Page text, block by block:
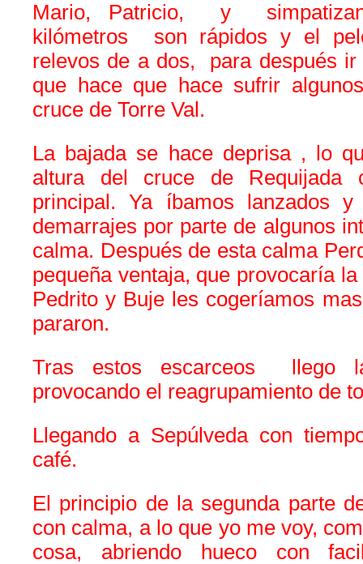
Mario, Patricio, y
kilómetros son rápidos y el
relevos de a dos, para después
que hace que hace sufrir
cruce de Torre Val.
La bajada se hace deprisa , lo
altura del cruce de Requijada
principal. Ya íbamos lanzados
demarrajes por parte de algunos
calma. Después de esta calma
pequeña ventaja, que provocaría
Pedrito y Buje les cogeríamos
pararon.
Tras estos escarceos llego
provocando el reagrupamiento de
Llegando a Sepúlveda con
café.
El principio de la segunda parte
con calma, a lo que yo me voy,
cosa, abriendo hueco con